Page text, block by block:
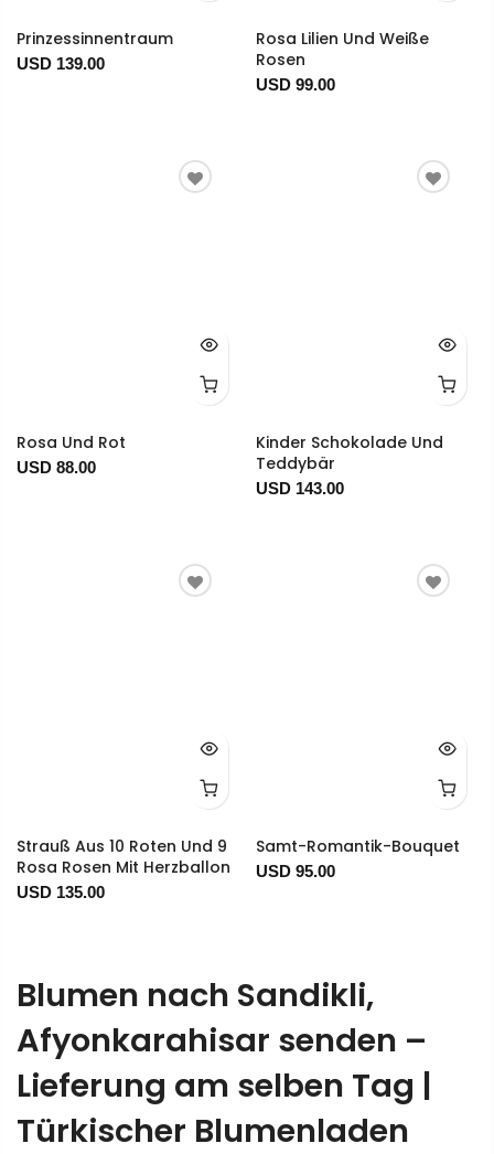
Prinzessinnentraum
USD 139.00
Rosa Lilien Und Weiße
Rosen
USD 99.00
Rosa Und Rot
USD 88.00
Kinder Schokolade Und
Teddybär
USD 143.00
Strauß Aus 10 Roten Und 9
Rosa Rosen Mit Herzballon
USD 135.00
Samt-Romantik-Bouquet
USD 95.00
Blumen nach Sandikli,
Afyonkarahisar senden –
Lieferung am selben Tag |
Türkischer Blumenladen